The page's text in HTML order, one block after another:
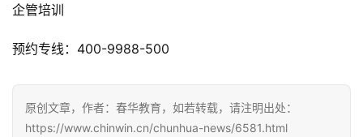
企管培训
预约专线：400-9988-500
原创文章，作者：春华教育，如若转载，请注明出处：
https://www.chinwin.cn/chunhua-news/6581.html